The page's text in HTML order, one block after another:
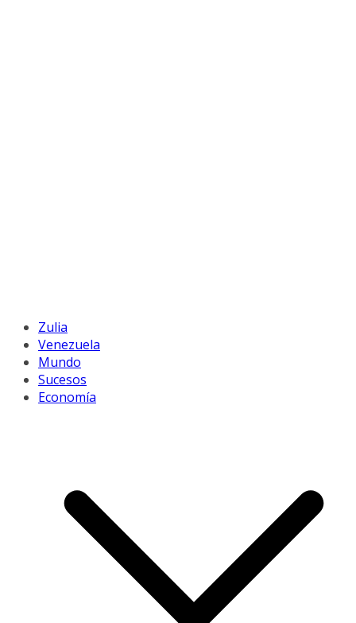
Zulia
Venezuela
Mundo
Sucesos
Economía